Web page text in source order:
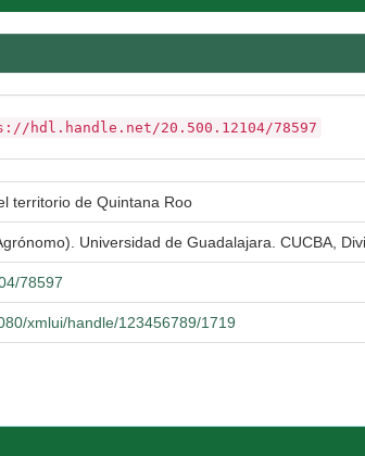
hdl.handle.net/20.500.12104/78597
territorio de Quintana Roo
Universidad de Guadalajara. CUCBA,
78597
xmlui/handle/123456789/1719